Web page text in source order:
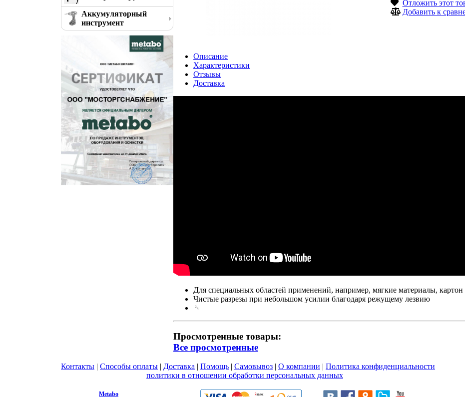
Аккумуляторный
инструмент
Отложить этот
Добавить к
Описание
Характеристики
Отзывы
Доставка
Для специальных областей применений, например, мягкие материалы, картон
Чистые разрезы при небольшом усилии благодаря режущему лезвию
␍
Просмотренные товары:
Все просмотренные
Контакты | Способы оплаты | Доставка | Помощь | Самовывоз | О компании | Политика конфиденциальности
политики в отношении обработки персональных данных
Metabo